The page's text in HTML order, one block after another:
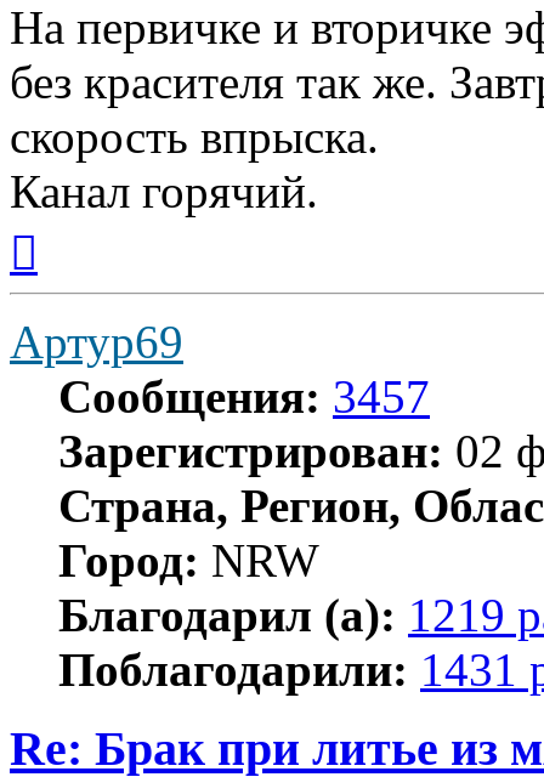
На первичке и вторичке
без красителя так же.
скорость впрыска.
Канал горячий.
началу
Артур69
Сообщения: 3457
Зарегистрирован: 02
Страна, Регион,
Город: NRW
Благодарил (а): 1219
Поблагодарили: 1431
Re: Брак при литье из